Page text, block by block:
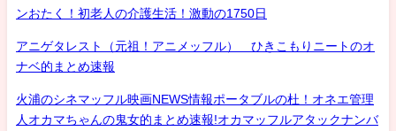
ンおたく！初老人の介護生活！激動の1750日
アニゲタレスト（元祖！アニメッフル） ひきこもりニートのオ
ナベ的まとめ速報
火浦のシネマッフル映画NEWS情報ポータブルの杜！オネエ管理
人オカマちゃんの鬼女的まとめ速報!オカマッフルアタックナンバ